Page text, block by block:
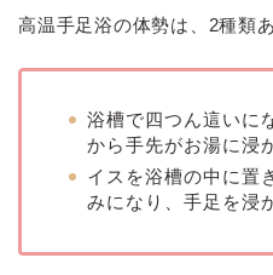
高温手足浴の体勢は、2種類
浴槽で四つん這いに
から手先がお湯に浸
イスを浴槽の中に置
みになり、手足を浸